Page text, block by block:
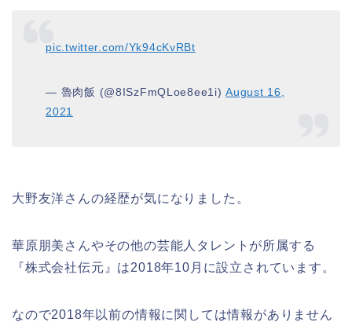
pic.twitter.com/Yk94cKvRBt
— 魯肉飯 (@8ISzFmQLoe8ee1i)August 16,
2021
大野友洋さんの経歴が気になりました。
華原朋美さんやその他の芸能人タレントが所属する
『株式会社伝元』は2018年10月に設立されています。
なので2018年以前の情報に関しては情報がありません